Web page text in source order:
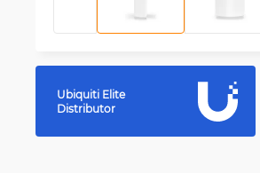
Ubiquiti Elite
Distributor